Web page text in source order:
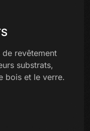
revêtement
substrats,
bois et le verre.